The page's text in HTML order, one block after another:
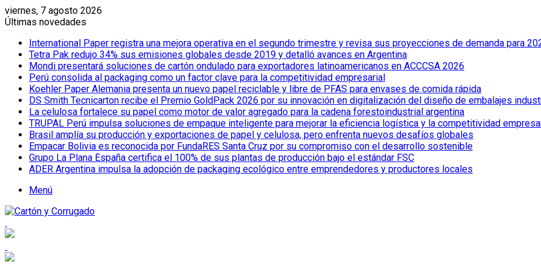
viernes, 7 agosto 2026
Últimas novedades
International Paper registra una mejora operativa en el segundo trimestre y revisa sus proyecciones de demanda para
Tetra Pak redujo 34% sus emisiones globales desde 2019 y detalló avances en Argentina
Mondi presentará soluciones de cartón ondulado para exportadores latinoamericanos en ACCCSA 2026
Perú consolida al packaging como un factor clave para la competitividad empresarial
Koehler Paper Alemania presenta un nuevo papel reciclable y libre de PFAS para envases de comida rápida
DS Smith Tecnicarton recibe el Premio GoldPack 2026 por su innovación en digitalización del diseño de embalajes
La celulosa fortalece su papel como motor de valor agregado para la cadena forestoindustrial argentina
TRUPAL Perú impulsa soluciones de empaque inteligente para mejorar la eficiencia logística y la competitividad
Brasil amplía su producción y exportaciones de papel y celulosa, pero enfrenta nuevos desafíos globales
Empacar Bolivia es reconocida por FundaRES Santa Cruz por su compromiso con el desarrollo sostenible
Grupo La Plana España certifica el 100% de sus plantas de producción bajo el estándar FSC
ADER Argentina impulsa la adopción de packaging ecológico entre emprendedores y productores locales
Menú